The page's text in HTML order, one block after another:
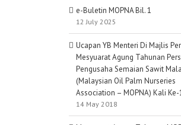
e-Buletin MOPNA Bil. 1
12 July 2025
Ucapan YB Menteri Di Majlis
Mesyuarat Agung Tahunan
Pengusaha Semaian Sawit
(Malaysian Oil Palm Nurseries
Association – MOPNA) Kali Ke-
14 May 2018